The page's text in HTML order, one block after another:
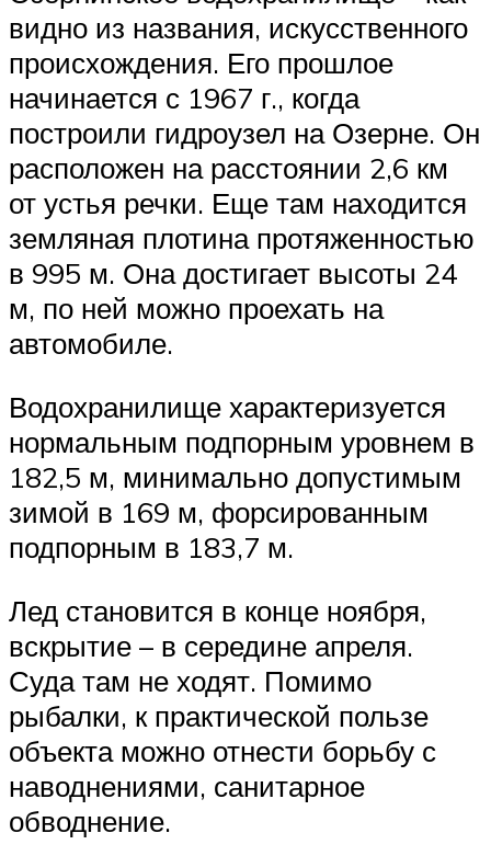
видно из названия, искусственного
происхождения. Его прошлое
начинается с 1967 г., когда
построили гидроузел на Озерне. Он
расположен на расстоянии 2,6 км
от устья речки. Еще там находится
земляная плотина протяженностью
в 995 м. Она достигает высоты 24
м, по ней можно проехать на
автомобиле.
Водохранилище характеризуется
нормальным подпорным уровнем в
182,5 м, минимально допустимым
зимой в 169 м, форсированным
подпорным в 183,7 м.
Лед становится в конце ноября,
вскрытие – в середине апреля.
Суда там не ходят. Помимо
рыбалки, к практической пользе
объекта можно отнести борьбу с
наводнениями, санитарное
обводнение.